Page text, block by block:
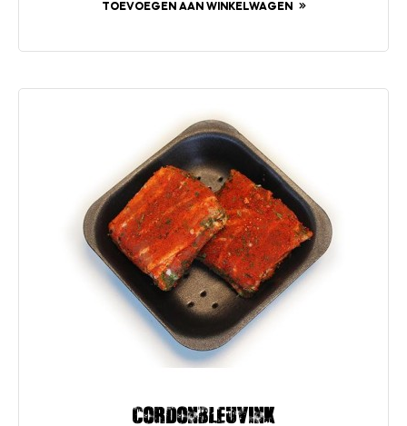
TOEVOEGEN AAN WINKELWAGEN
Cordonbleuvink